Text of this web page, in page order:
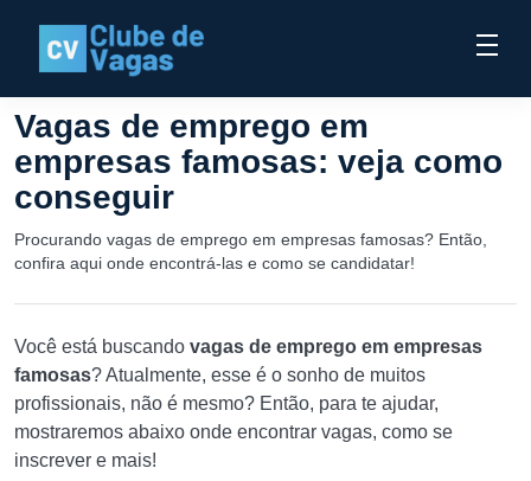
Vagas de emprego em
empresas famosas: veja como
conseguir
Procurando vagas de emprego em empresas famosas? Então,
confira aqui onde encontrá-las e como se candidatar!
Você está buscando vagas de emprego em empresas
famosas? Atualmente, esse é o sonho de muitos
profissionais, não é mesmo? Então, para te ajudar,
mostraremos abaixo onde encontrar vagas, como se
inscrever e mais!